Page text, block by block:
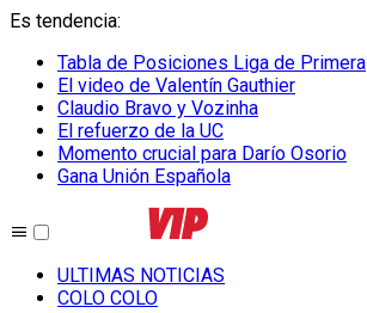
Es tendencia:
Tabla de Posiciones Liga de Primera
El video de Valentín Gauthier
Claudio Bravo y Vozinha
El refuerzo de la UC
Momento crucial para Darío Osorio
Gana Unión Española
ULTIMAS NOTICIAS
COLO COLO